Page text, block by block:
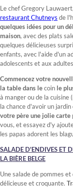
Le chef Gregory
restaurant Chutneys de
quelques idées pour un
maison, avec des plats
quelques délicieuses
enfants, avec l'aide d'un
adolescents et aux
Commencez votre
la table dans lecoin le
à manger ou de la cuisine
la chance d'avoir un jardin
votre père une jolie carte
vous, et essayez d'y
les papas adorent les
SALADE D'ENDIVES ET
LA BIÈRE BELGE
Une salade de pommes
délicieuse et croquante.